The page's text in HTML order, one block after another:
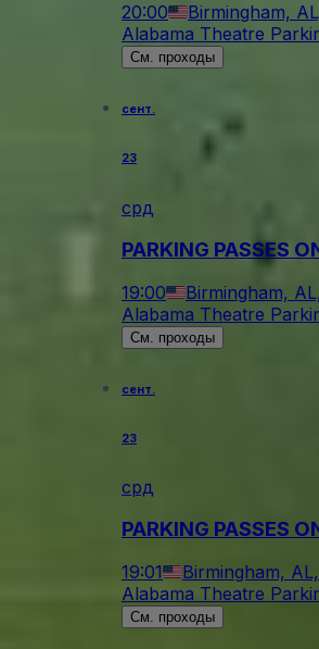
20:00 Birmingham,
Alabama Theatre
См. проходы
сент.
23
срд
PARKING PASSES
19:00 Birmingham,
Alabama Theatre
См. проходы
сент.
23
срд
PARKING PASSES
19:01 Birmingham,
Alabama Theatre
См. проходы